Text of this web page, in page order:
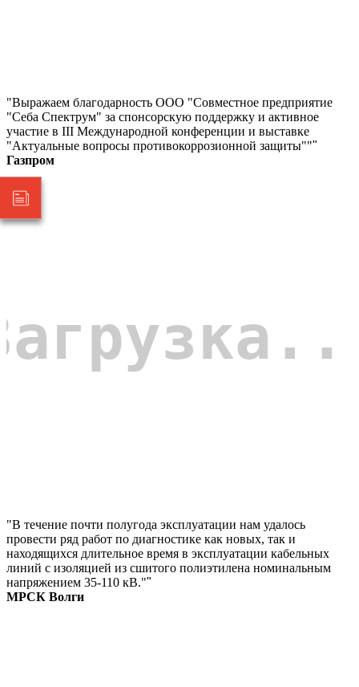
"Выражаем благодарность ООО "Совместное предприятие
"Себа Спектрум" за спонсорскую поддержку и активное
участие в III Международной конференции и выставке
"Актуальные вопросы противокоррозионной защиты"""
Газпром
"В течение почти полугода эксплуатации нам удалось
провести ряд работ по диагностике как новых, так и
находящихся длительное время в эксплуатации кабельных
линий с изоляцией из сшитого полиэтилена номинальным
напряжением 35-110 кВ.""
МРСК Волги